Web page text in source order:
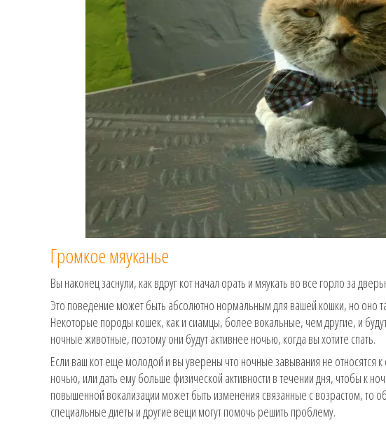
Громкое мяуканье
Вы наконец заснули, как вдруг кот начал орать и мяукать во все горло за
Это поведение может быть абсолютно нормальным для вашей кошки, но оно
Некоторые породы кошек, как и сиамцы, более вокальные, чем другие, и
ночные животные, поэтому они будут активнее ночью, когда вы хотите спать.
Если ваш кот еще молодой и вы уверены что ночные завывания не относятся
ночью, или дать ему больше физической активности в течении дня, чтобы к
повышенной вокализации может быть изменения связанные с возрастом, то
специальные диеты и другие вещи могут помочь решить проблему.